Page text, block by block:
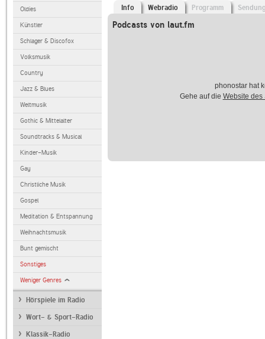
Oldies
Künstler
Schlager & Discofox
Volksmusik
Country
Jazz & Blues
Weltmusik
Gothic & Mittelalter
Soundtracks & Musical
Kinder-Musik
Gay
Christliche Musik
Gospel
Meditation & Entspannung
Weihnachtsmusik
Bunt gemischt
Sonstiges
Weniger Genres
Hörspiele im Radio
Wort- & Sport-Radio
Klassik-Radio
Info Webradio Programm
Podcasts von laut.fm
phonostar hat
Gehe auf die Website des